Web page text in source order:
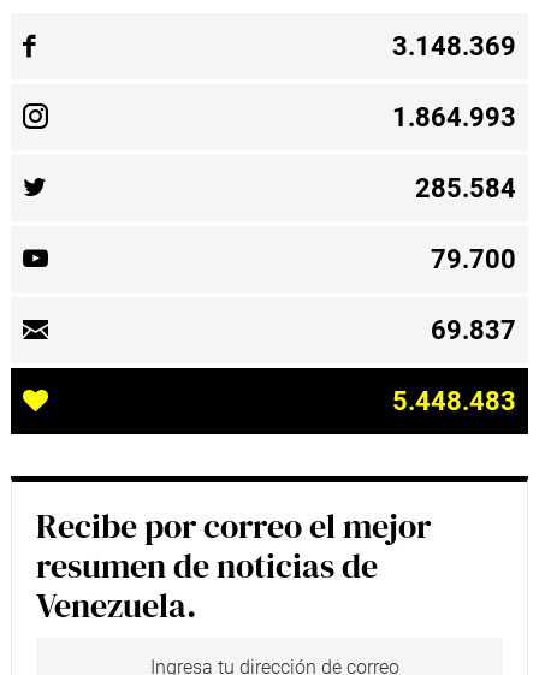
3.148.369
1.864.993
285.584
79.700
69.837
5.448.483
Recibe por correo el mejor
resumen de noticias de
Venezuela.